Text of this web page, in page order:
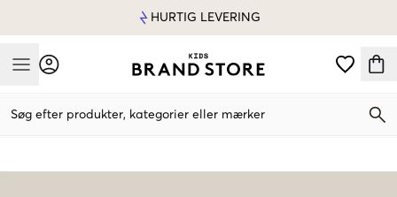
HURTIG LEVERING
Mobile Menu
Søg efter produkter, kategorier eller mærker